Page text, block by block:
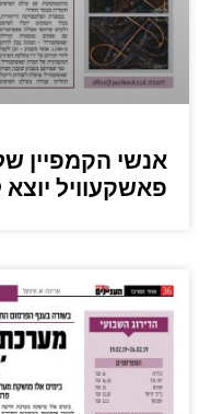
אנשי הקמפיין
פאשקעוויל יוצא